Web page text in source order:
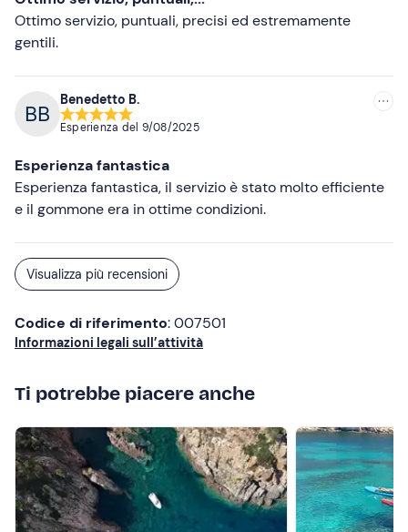
ritrovo è raggiungibile con imezzi pubblici.
Abbigliamento consigliato
Costume da bagno
Telo mare
Crema solare
Pranzo al sacco
Documento di identità
Ottimo servizio, puntuali, precisi ed estremamente
gentili.
Benedetto B.
Esperienza del 9/08/2025
Esperienza fantastica
Esperienza fantastica, il servizio è stato molto efficiente
e il gommone era in ottime condizioni.
Visualizza più recensioni
Codice di riferimento: 007501
Informazioni legali sull’attività
Ti potrebbe piacere anche